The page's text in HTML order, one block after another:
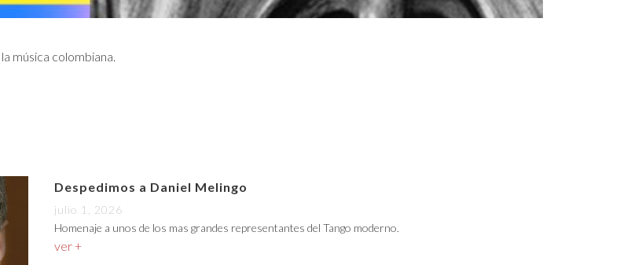
música colombiana.
Despedimos a Daniel Melingo
julio 1, 2026
Homenaje a unos de los mas grandes representantes del Tango moderno.
ver +